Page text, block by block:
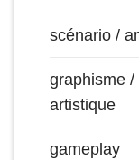
scénario /
graphisme /
artistique
gameplay